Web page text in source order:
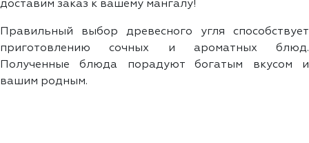
доставим заказ к вашему мангалу!
Правильный выбор древесного угля способствует
приготовлению сочных и ароматных блюд.
Полученные блюда порадуют богатым вкусом и
вашим родным.